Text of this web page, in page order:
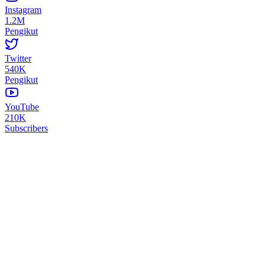
Instagram
1.2M
Pengikut
Twitter
540K
Pengikut
YouTube
210K
Subscribers